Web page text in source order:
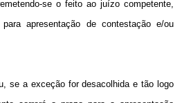
se o feito ao juízo competente,
apresentação de contestação e/ou
se a exceção for desacolhida e tão logo